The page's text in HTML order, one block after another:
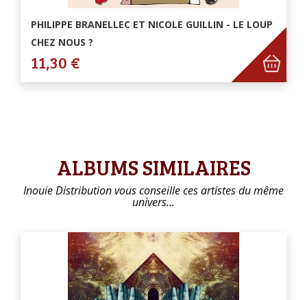
PHILIPPE BRANELLEC ET NICOLE GUILLIN - LE LOUP
CHEZ NOUS ?
11,30 €
ALBUMS SIMILAIRES
Inouie Distribution vous conseille ces artistes du même
univers…